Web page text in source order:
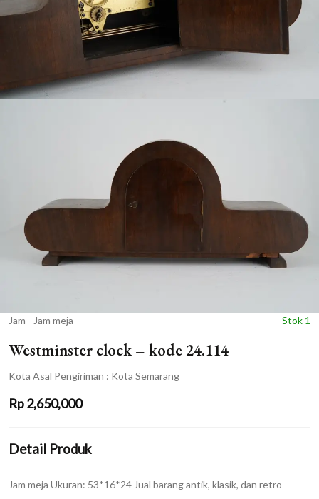
Jam - Jam meja Stok 1
Westminster clock – kode 24.114
Kota Asal Pengiriman : Kota Semarang
Rp2,650,000
Detail Produk
Jam meja Ukuran: 53*16*24 Jual barang antik, klasik, dan retro